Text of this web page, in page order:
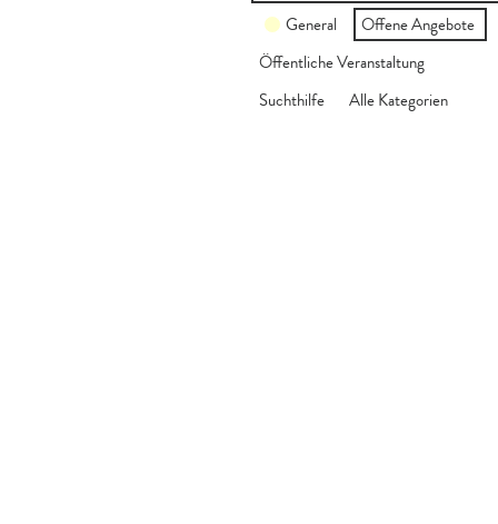
General
Offene Angebote
Öffentliche Veranstaltung
Suchthilfe
Alle Kategorien